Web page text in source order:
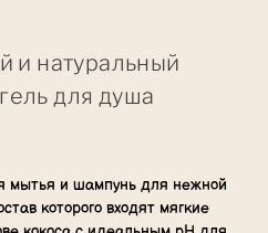
и натуральный
для душа
мытья и шампунь для нежной
которого входят мягкие